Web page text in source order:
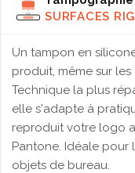
SURFACES
Un tampon en
produit, même sur
Technique la plus
elle s'adapte à
reproduit votre logo
Pantone. Idéale pour
objets de bureau.